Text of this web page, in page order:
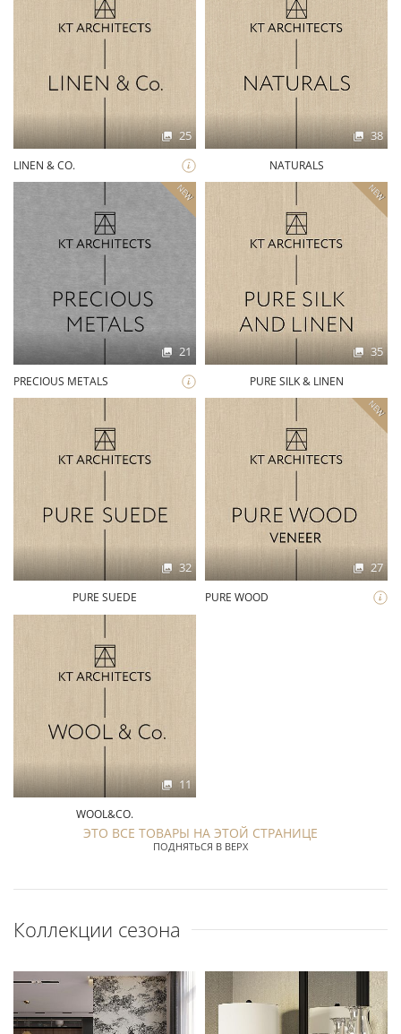
25
LINEN & CO.
38
NATURALS
NEW
21
PRECIOUS METALS
NEW
35
PURE SILK & LINEN
32
PURE SUEDE
NEW
27
PURE WOOD
11
WOOL&CO.
ЭТО ВСЕ ТОВАРЫ НА ЭТОЙ СТРАНИЦЕ
ПОДНЯТЬСЯ В ВЕРХ
Коллекции сезона